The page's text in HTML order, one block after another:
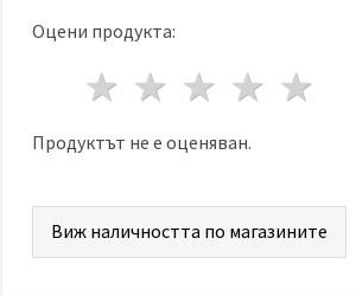
Оцени продукта:
4
3 звезди
2 звезди
1 звезда
Продуктът не е оценяван.
Виж наличността по магазините